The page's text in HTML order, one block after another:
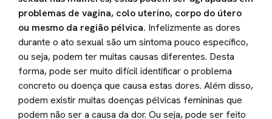
problemas de vagina, colo uterino, corpo do útero
ou mesmo da região pélvica. Infelizmente as dores
durante o ato sexual são um sintoma pouco específico,
ou seja, podem ter muitas causas diferentes. Desta
forma, pode ser muito difícil identificar o problema
concreto ou doença que causa estas dores. Além disso,
podem existir muitas doenças pélvicas femininas que
podem não ser a causa da dor. Ou seja, pode ser feito